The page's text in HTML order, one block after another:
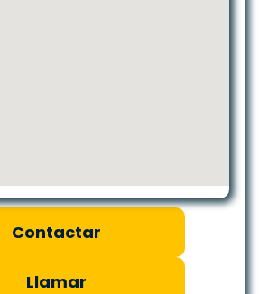
Contactar
Llamar